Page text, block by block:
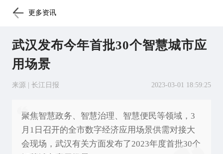
更多资讯
武汉发布今年首批30个智慧城市应
用场景
来源 | 长江日报 2023-03-01 18:59:25
聚焦智慧政务、智慧治理、智慧便民等领域，3
月1日召开的全市数字经济应用场景供需对接大
会现场，武汉有关方面发布了2023年度首批30个